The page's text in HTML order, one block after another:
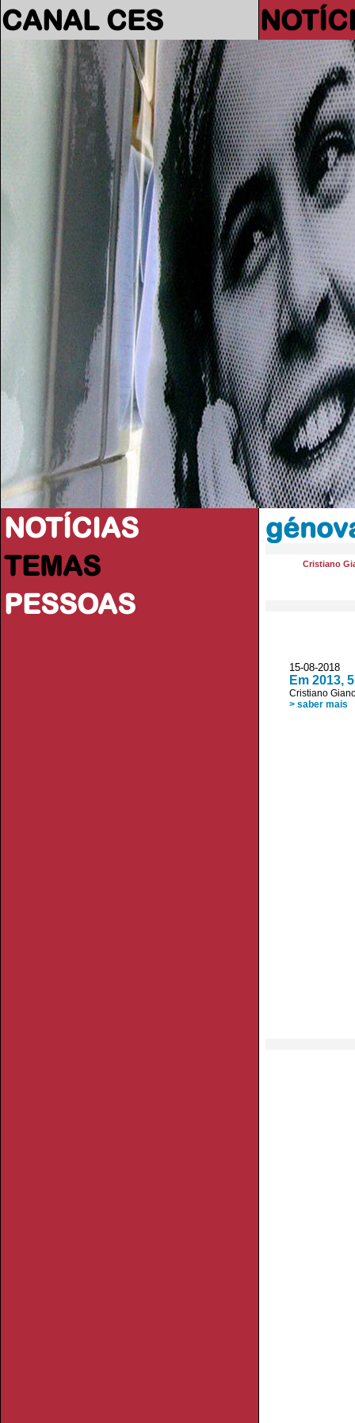
CANAL CES
NOTÍCIAS
TEMAS
PESSOAS
Cristiano
15-08-2018
Em 2013,
Cristiano
> saber mais